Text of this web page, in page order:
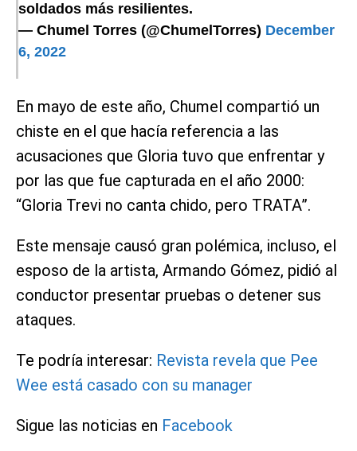
soldados más resilientes.
— Chumel Torres (@ChumelTorres) December
6, 2022
En mayo de este año, Chumel compartió un
chiste en el que hacía referencia a las
acusaciones que Gloria tuvo que enfrentar y
por las que fue capturada en el año 2000:
“Gloria Trevi no canta chido, pero TRATA”.
Este mensaje causó gran polémica, incluso, el
esposo de la artista, Armando Gómez, pidió al
conductor presentar pruebas o detener sus
ataques.
Te podría interesar: Revista revela que Pee
Wee está casado con su manager
Sigue las noticias en Facebook